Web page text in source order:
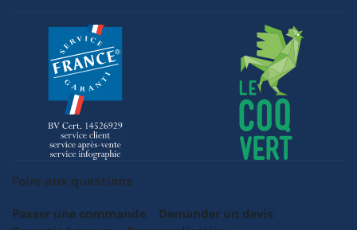
Foire aux questions
Passer une commande
Demander un devis